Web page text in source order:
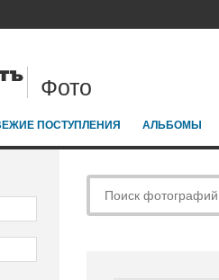
Фото
ПОСТУПЛЕНИЯ АЛЬБОМЫ